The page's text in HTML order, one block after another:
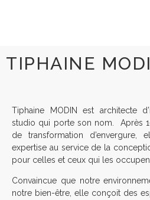
TIPHAINE
Tiphaine MODIN est architecte
studio qui porte son nom. Après
de transformation d’envergure,
expertise au service de la
pour celles et ceux qui les
Convaincue que notre
notre bien-être, elle conçoit des